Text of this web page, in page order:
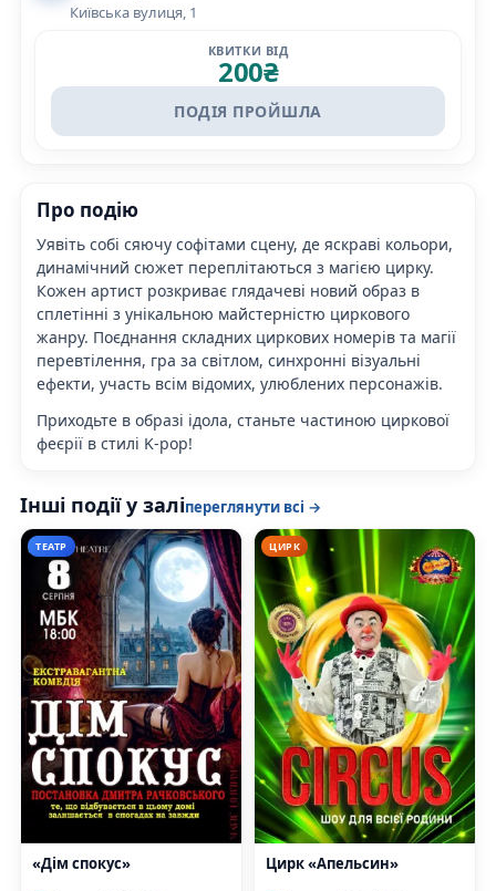
Київська вулиця, 1
КВИТКИ ВІД
200₴
ПОДІЯ ПРОЙШЛА
Про подію
Уявіть собі сяючу софітами сцену, де яскраві кольори,
динамічний сюжет переплітаються з магією цирку.
Кожен артист розкриває глядачеві новий образ в
сплетінні з унікальною майстерністю циркового
жанру. Поєднання складних циркових номерів та магії
перевтілення, гра за світлом, синхронні візуальні
ефекти, участь всім відомих, улюблених персонажів.
Приходьте в образі ідола, станьте частиною циркової
феєрії в стилі K-pop!
Інші події у заліпереглянути всі →
ТЕАТР
«Дім спокус»
ЦИРК
Цирк «Апельсин»